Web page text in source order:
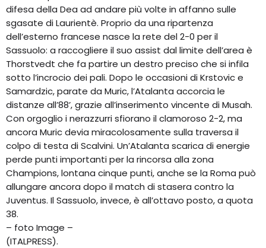
difesa della Dea ad andare più volte in affanno sulle
sgasate di Laurientè. Proprio da una ripartenza
dell’esterno francese nasce la rete del 2-0 per il
Sassuolo: a raccogliere il suo assist dal limite dell’area è
Thorstvedt che fa partire un destro preciso che si infila
sotto l’incrocio dei pali. Dopo le occasioni di Krstovic e
Samardzic, parate da Muric, l’Atalanta accorcia le
distanze all’88’, grazie all’inserimento vincente di Musah.
Con orgoglio i nerazzurri sfiorano il clamoroso 2-2, ma
ancora Muric devia miracolosamente sulla traversa il
colpo di testa di Scalvini. Un’Atalanta scarica di energie
perde punti importanti per la rincorsa alla zona
Champions, lontana cinque punti, anche se la Roma può
allungare ancora dopo il match di stasera contro la
Juventus. Il Sassuolo, invece, è all’ottavo posto, a quota
38.
– foto Image –
(ITALPRESS).